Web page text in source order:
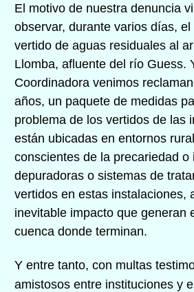
El motivo de nuestra denuncia
observar, durante varios días,
vertido de aguas residuales al
Llomba, afluente del río Guess.
Coordinadora venimos
años, un paquete de medidas
problema de los vertidos de las
están ubicadas en entornos
conscientes de la precariedad o
depuradoras o sistemas de
vertidos en estas instalaciones,
inevitable impacto que generan
cuenca donde terminan.
Y entre tanto, con multas
amistosos entre instituciones y